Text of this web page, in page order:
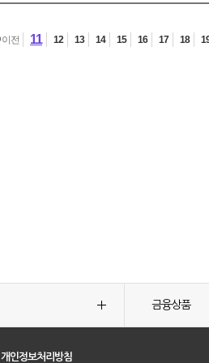
이전 11 12 13 14 15 16 17 18
금융상품
개인정보처리방침